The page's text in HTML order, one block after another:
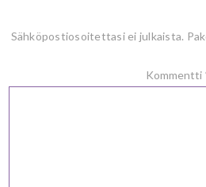
Sähköpostiosoitettasi ei julkaista.
Kommentti